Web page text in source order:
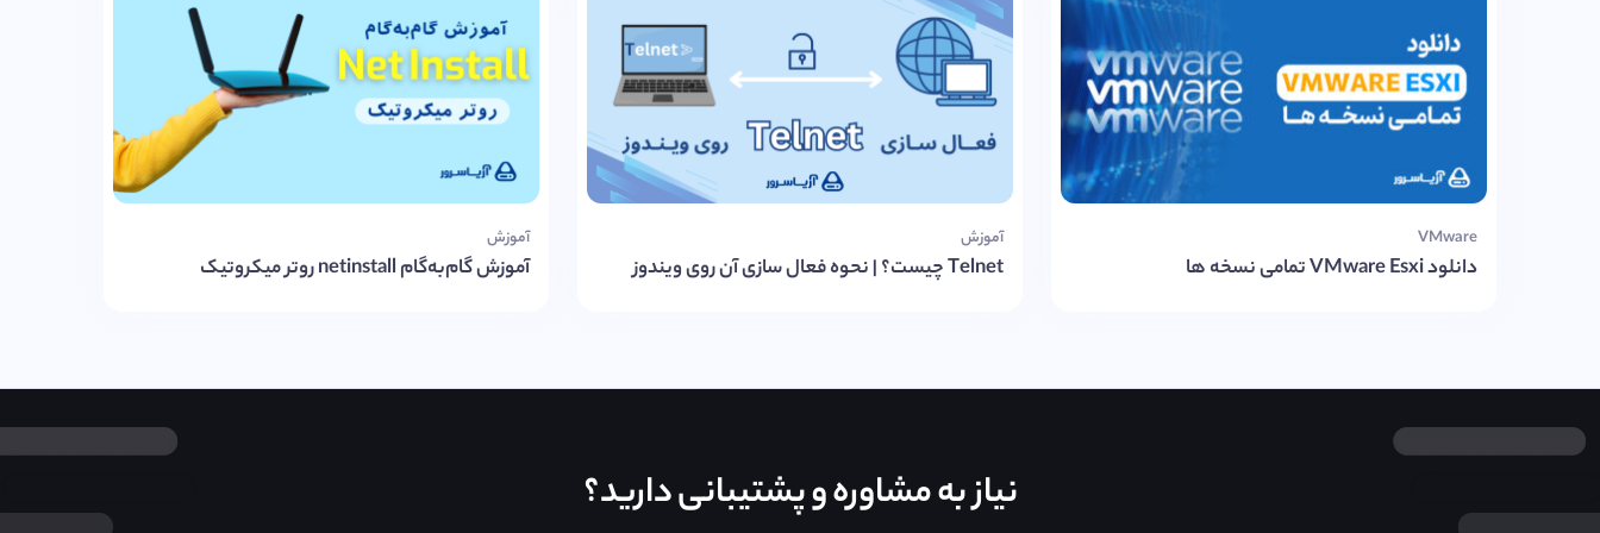
VMware
دانلود VMware Esxi تمامی نسخه ها
آموزش
Telnet چیست؟ | نحوه فعال سازی آن روی ویندوز
آموزش
آموزش گام‌به‌گام netinstall روتر میکروتیک
نیاز به مشاوره و پشتیبانی دارید؟